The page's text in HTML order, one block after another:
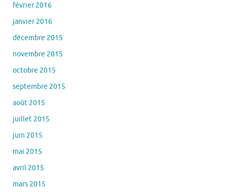
février 2016
janvier 2016
décembre 2015
novembre 2015
octobre 2015
septembre 2015
août 2015
juillet 2015
juin 2015
mai 2015
avril 2015
mars 2015